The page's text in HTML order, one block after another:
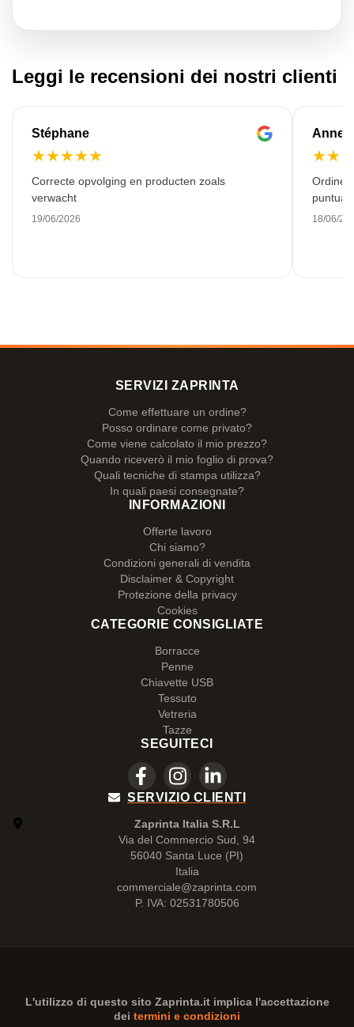
Leggi le recensioni dei nostri clienti
Stéphane
★★★★★
Correcte opvolging en producten zoals
verwacht
19/06/2026
Anne-
★★
Ordine
18/06/
SERVIZI ZAPRINTA
Come effettuare un ordine?
Posso ordinare come privato?
Come viene calcolato il mio prezzo?
Quando riceverò il mio foglio di prova?
Quali tecniche di stampa utilizza?
In quali paesi consegnate?
INFORMAZIONI
Offerte lavoro
Chi siamo?
Condizioni generali di vendita
Disclaimer & Copyright
Protezione della privacy
Cookies
CATEGORIE CONSIGLIATE
Borracce
Penne
Chiavette USB
Tessuto
Vetreria
Tazze
SEGUITECI
SERVIZIO CLIENTI
Zaprinta Italia S.R.L
Via del Commercio Sud, 94
56040 Santa Luce (PI)
Italia
commerciale@zaprinta.com
P. IVA: 02531780506
L'utilizzo di questo sito Zaprinta.itimplica l'accettazione
dei termini e condizioni